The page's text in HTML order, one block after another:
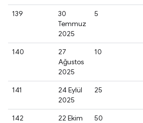
139
30
Temmuz
2025
5
140
27
Ağustos
2025
10
141
24 Eylül
2025
25
142
22 Ekim
50